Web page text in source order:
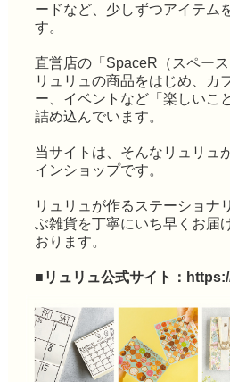
ードなど、少しずつアイテム
す。
直営店の「SpaceR（スペース
リュリュの商品をはじめ、カ
ー、イベントなど「楽しいこ
詰め込んでいます。
当サイトは、そんなリュリュ
インショップです。
リュリュが作るステーショナ
ぶ雑貨を丁寧にいち早くお届
おります。
■リュリュ公式サイト：